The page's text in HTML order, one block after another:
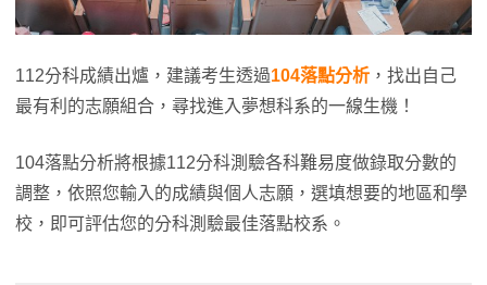
112分科成績出爐，建議考生透過104落點分析 ，找出自己
最有利的志願組合，尋找進入夢想科系的一線生機！
104落點分析將根據112分科測驗各科難易度做錄取分數的
調整，依照您輸入的成績與個人志願，選填想要的地區和學
校，即可評估您的分科測驗最佳落點校系。